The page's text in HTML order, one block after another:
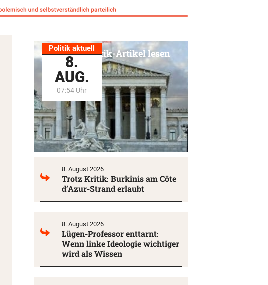
Politik aktuell
8.
AUG.
07:54 Uhr
Alle Politik-Artikel lesen
8. August 2026
Trotz Kritik: Burkinis am Côte
d’Azur-Strand erlaubt
8. August 2026
Lügen-Professor enttarnt:
Wenn linke Ideologie wichtiger
wird als Wissen